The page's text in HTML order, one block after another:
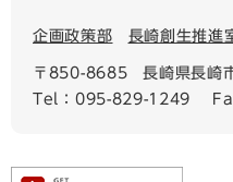
企画政策部 長崎創生推進
〒850-8685
長崎県長崎
Tel：095-829-1249